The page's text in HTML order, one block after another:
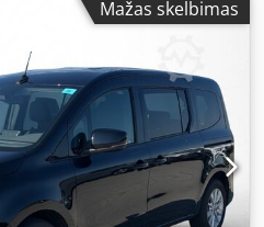
, sėdimų vietų skaičius:2,
,
Mažas skelbimas